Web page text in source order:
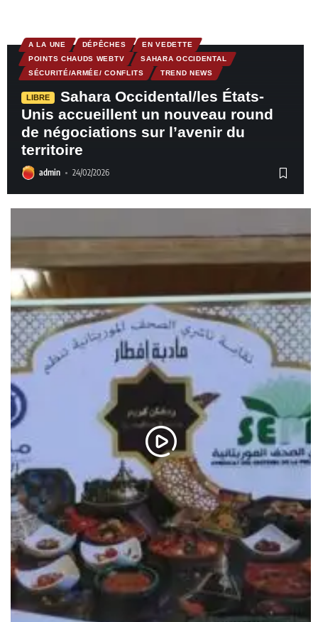
A LA UNE DÉPÊCHES
EN VEDETTE
POINTS CHAUDS WEBTV
SAHARA OCCIDENTAL
SÉCURITÉ/ARMÉE/ CONFLITS
TREND NEWS
LIBRE
Sahara Occidental/les États-
Unis accueillent un nouveau round
de négociations sur l’avenir du
territoire
admin 24/02/2026